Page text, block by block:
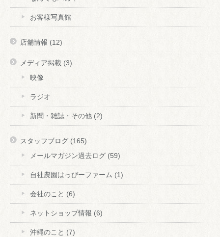
お客様写真館
店舗情報 (12)
メディア掲載 (3)
映像
ラジオ
新聞・雑誌・その他 (2)
スタッフブログ (165)
メールマガジン過去ログ (59)
自社農園はっぴーファーム (1)
会社のこと (6)
ネットショップ情報 (6)
沖縄のこと (7)